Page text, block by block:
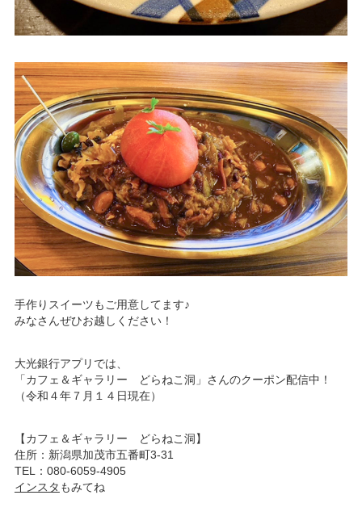
手作りスイーツもご用意してます♪
みなさんぜひお越しください！
大光銀行アプリでは、
「カフェ＆ギャラリー どらねこ洞」さんのクーポン配信中！
（令和４年７月１４日現在）
【カフェ＆ギャラリー どらねこ洞】
住所：新潟県加茂市五番町3-31
TEL：080-6059-4905
インスタ もみてね